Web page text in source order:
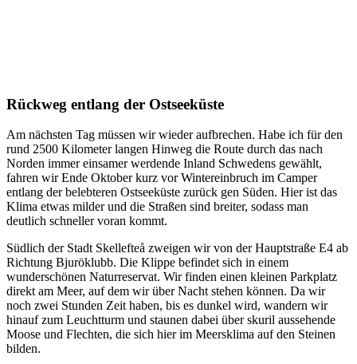
Rückweg entlang der Ostseeküste
Am nächsten Tag müssen wir wieder aufbrechen. Habe ich für den
rund 2500 Kilometer langen Hinweg die Route durch das nach
Norden immer einsamer werdende Inland Schwedens gewählt,
fahren wir Ende Oktober kurz vor Wintereinbruch im Camper
entlang der belebteren Ostseeküste zurück gen Süden. Hier ist das
Klima etwas milder und die Straßen sind breiter, sodass man
deutlich schneller voran kommt.
Südlich der Stadt Skellefteå zweigen wir von der Hauptstraße E4 ab
Richtung Bjuröklubb. Die Klippe befindet sich in einem
wunderschönen Naturreservat. Wir finden einen kleinen Parkplatz
direkt am Meer, auf dem wir über Nacht stehen können. Da wir
noch zwei Stunden Zeit haben, bis es dunkel wird, wandern wir
hinauf zum Leuchtturm und staunen dabei über skuril aussehende
Moose und Flechten, die sich hier im Meersklima auf den Steinen
bilden.